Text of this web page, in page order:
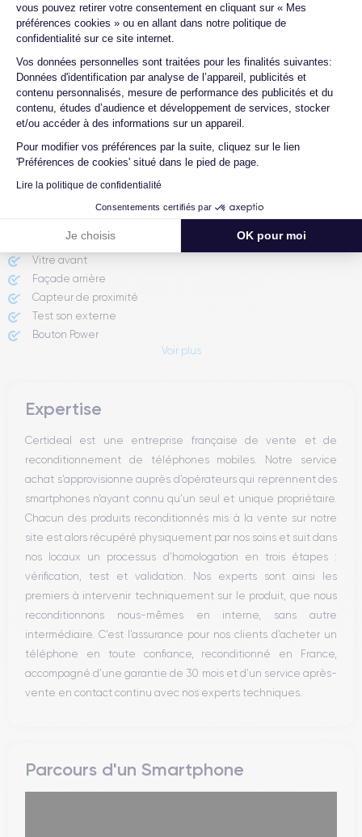
vous pouvez retirer votre consentement en cliquant sur « Mes
préférences cookies » ou en allant dans notre politique de
confidentialité sur ce site internet.
Vos données personnelles sont traitées pour les finalités suivantes:
Données d'identification par analyse de l’appareil, publicités et
contenu personnalisés, mesure de performance des publicités et du
contenu, études d’audience et développement de services, stocker
et/ou accéder à des informations sur un appareil.
Pour modifier vos préférences par la suite, cliquez sur le lien
'Préférences de cookies' situé dans le pied de page.
Lire la politique de confidentialité
Consentements certifiés par
Je choisis OK pour moi
Axeptio consent
Quelle est la différence entre une carte
SIM et une eSIM ?
Proposez-vous une assurance en cas de
casse due à des chocs ou à des chutes ?
Rapport de l'expert
Batterie testée
Appareil photo arrière ​
Vitre avant ​
Façade arrière
Capteur de proximité
Test son externe
Bouton Power
Haut parleur
Bouton Home
Bluetooth
WiFi
Réseau
Vibreur
Prise USB
Voir plus
Expertise
Certideal est une entreprise française de vente et de
reconditionnement de téléphones mobiles. Notre service
achat s’approvisionne auprès d’opérateurs qui reprennent des
smartphones n’ayant connu qu’un seul et unique propriétaire.
Chacun des produits reconditionnés mis à la vente sur notre
site est alors récupéré physiquement par nos soins et suit dans
nos locaux un processus d’homologation en trois étapes :
vérification, test et validation. Nos experts sont ainsi les
premiers à intervenir techniquement sur le produit, que nous
reconditionnons nous-mêmes en interne, sans autre
intermédiaire. C’est l’assurance pour nos clients d’acheter un
téléphone en toute confiance, reconditionné en France,
accompagné d’une garantie de 30 mois et d’un service après-
vente en contact continu avec nos experts techniques.
Parcours d'un Smartphone